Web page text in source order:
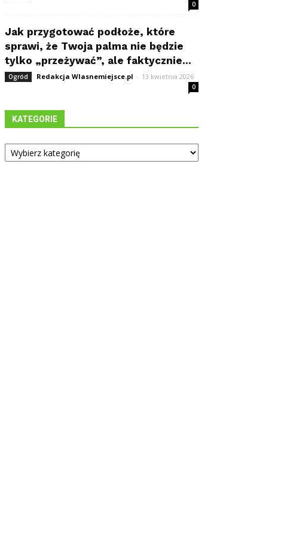
0
Jak przygotować podłoże, które
sprawi, że Twoja palma nie będzie
tylko „przeżywać”, ale faktycznie...
Ogród Redakcja Wlasnemiejsce.pl - 13 kwietnia 2026
0
KATEGORIE
Kategorie